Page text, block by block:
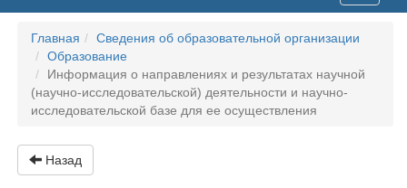
Главная
Сведения об образовательной организации
Образование
Информация о направлениях и результатах научной
(научно-исследовательской) деятельности и научно-
исследовательской базе для ее осуществления
Назад